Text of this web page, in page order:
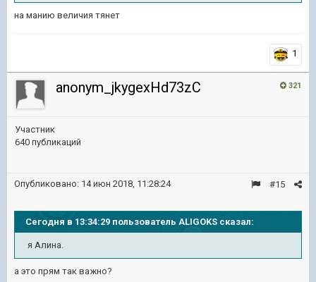
на манию величия тянет
1
321
anonym_jkygexHd73zC
Участник
640 публикаций
#15
Опубликовано: 14 июн 2018, 11:28:24
Сегодня в 13:34:29 пользователь ALIGOKS сказал:
я Алина.
а это прям так важно?